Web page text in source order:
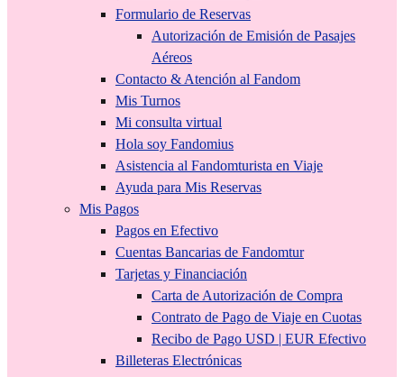
Formulario de Reservas
Autorización de Emisión de Pasajes
Aéreos
Contacto & Atención al Fandom
Mis Turnos
Mi consulta virtual
Hola soy Fandomius
Asistencia al Fandomturista en Viaje
Ayuda para Mis Reservas
Mis Pagos
Pagos en Efectivo
Cuentas Bancarias de Fandomtur
Tarjetas y Financiación
Carta de Autorización de Compra
Contrato de Pago de Viaje en Cuotas
Recibo de Pago USD | EUR Efectivo
Billeteras Electrónicas